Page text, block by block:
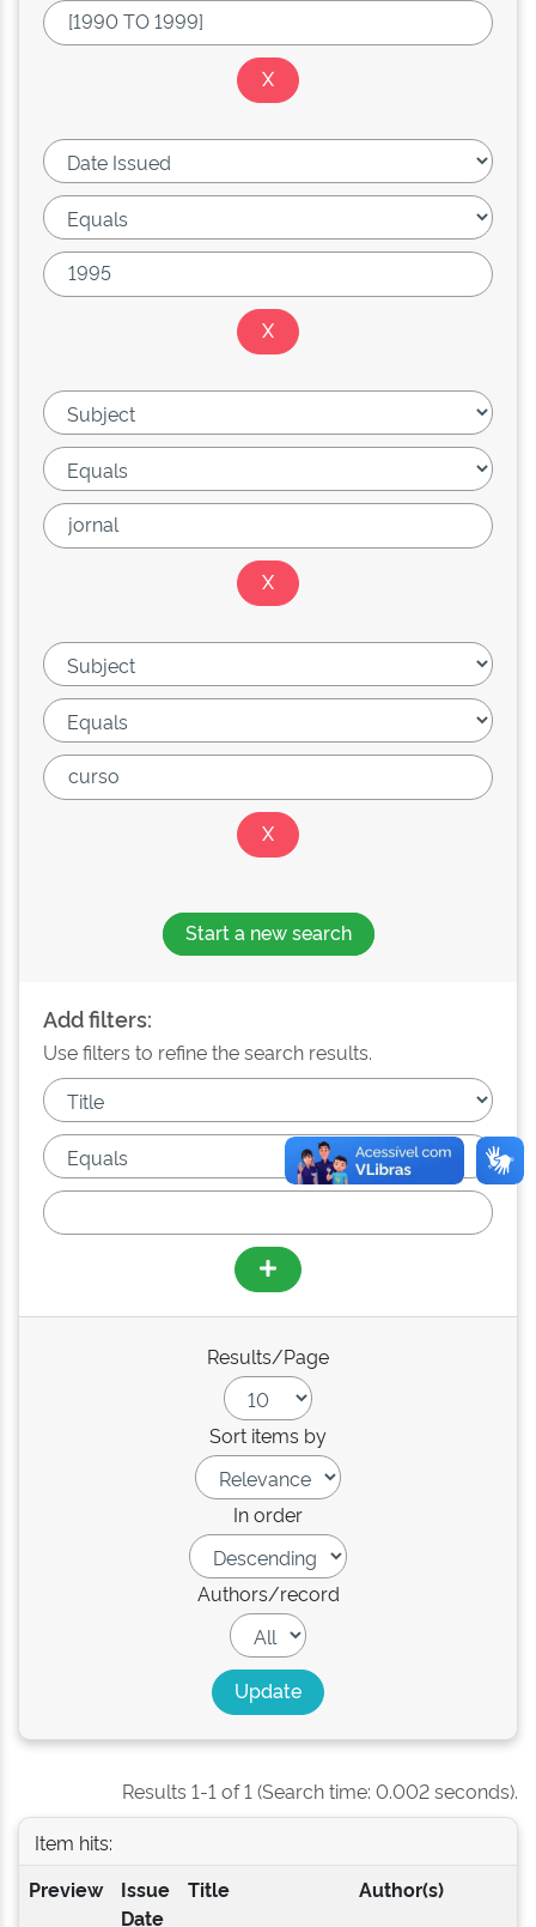
Start a new search
Add filters:
Use filters to refine the search results.
Results/Page
Sort items by
In order
Authors/record
Results 1-1 of 1 (Search time: 0.002 seconds).
Item hits:
Preview
Issue
Date
Title Author(s)